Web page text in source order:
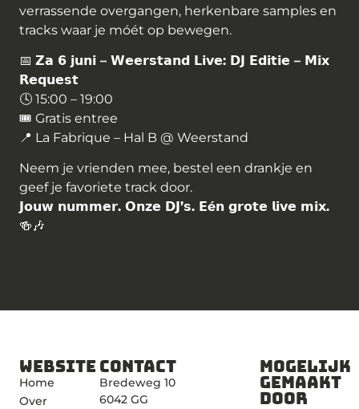
verrassende overgangen, herkenbare samples en
tracks waar je móét op bewegen.
📅 𝗭𝗮 𝟲 𝗷𝘂𝗻𝗶 – 𝗪𝗲𝗲𝗿𝘀𝘁𝗮𝗻𝗱 𝗟𝗶𝘃𝗲: 𝗗𝗝 𝗘𝗱𝗶𝘁𝗶𝗲 – 𝗠𝗶𝘅
𝗥𝗲𝗾𝘂𝗲𝘀𝘁
🕓 15:00 – 19:00
🎟 Gratis entree
📍 La Fabrique – Hal B @ Weerstand
Neem je vrienden mee, bestel een drankje en
geef je favoriete track door.
𝗝𝗼𝘂𝘄 𝗻𝘂𝗺𝗺𝗲𝗿. 𝗢𝗻𝘇𝗲 𝗗𝗝 ’𝘀. 𝗘é𝗻 𝗴𝗿𝗼𝘁𝗲 𝗹𝗶𝘃𝗲 𝗺𝗶𝘅.
🍻🎶
Website
Home
Over
Contact
Bredeweg 10
6042 GG
Mogelijk
gemaakt
door